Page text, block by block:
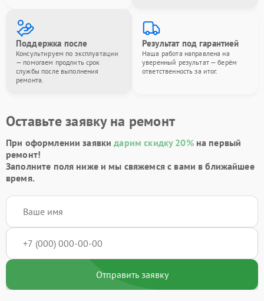
Поддержка после
Консультируем по эксплуатации
— помогаем продлить срок
службы после выполнения
ремонта.
Результат под гарантией
Наша работа направлена на
уверенный результат — берём
ответственность за итог.
Оставьте заявку на ремонт
При оформлении заявкидарим скидку 20%на первый
ремонт!
Заполните поля ниже и мы свяжемся с вами в ближайшее
время.
Отправить заявку